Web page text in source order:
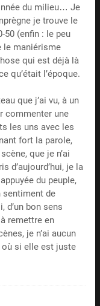
du milieu… Je
je trouve le
50 (enfin : le peu
le maniérisme
qui est déjà là
qu’était l’époque.
que j’ai vu, à un
commenter une
les uns avec les
fort la parole,
que je n’ai
d’aujourd’hui, je la
du peuple,
sentiment de
d’un bon sens
remettre en
je n’ai aucun
si elle est juste